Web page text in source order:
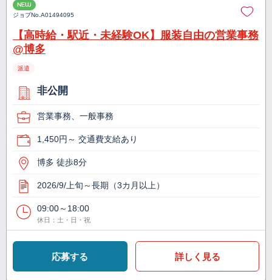
NEW
ジョブNo.A01494095
【高時給・駅近・未経験OK】服装自由の営業事務
@博多
派遣
非公開
営業事務、一般事務
1,450円～ 交通費支給あり
博多 徒歩8分
2026/9/上旬～長期（3カ月以上）
09:00～18:00
休日：土・日・祝
応募する 詳しく見る